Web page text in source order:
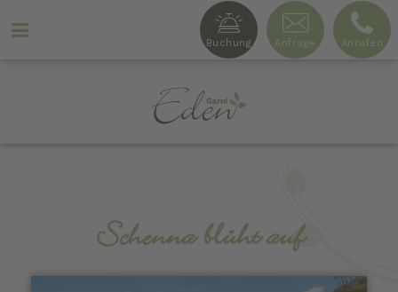
Anrufen
Anfrage
Buchung
Schenna blüht auf